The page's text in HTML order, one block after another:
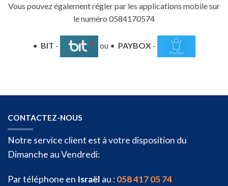
Vous pouvez également régler par les applications mobile sur
le numéro 0584170574
• BIT - ou • PAYBOX -
CONTACTEZ-NOUS
Notre service client est à votre disposition du
Dimanche au Vendredi:
Par téléphone en Israël au :058 417 05 74